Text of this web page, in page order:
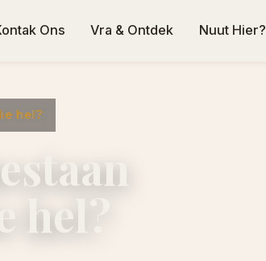
Ons Vra & Ontdek Nuut Hier?
hel?